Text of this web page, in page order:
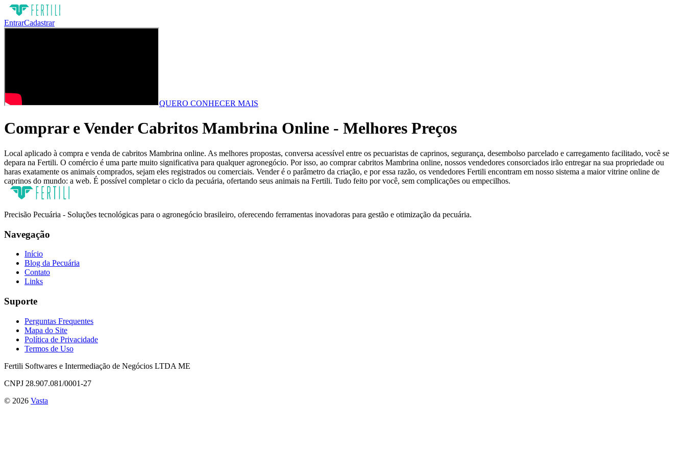
EntrarCadastrar
QUERO CONHECER MAIS
Comprar e Vender Cabritos Mambrina Online - Melhores Preços
Local aplicado à compra e venda de cabritos Mambrina online. As melhores propostas, conversa acessível entre os pecuaristas de caprinos, segurança, desembolso parcelado e carregamento facilitado, você se
depara na Fertili. O comércio é uma parte muito significativa para qualquer agronegócio. Por isso, ao comprar cabritos Mambrina online, nossos vendedores consorciados irão entregar na sua propriedade ou
haras exatamente os animais comprados, sejam eles registrados ou comerciais. Vender é o parâmetro da criação, e por essa razão, os vendedores Fertili encontram em nosso sistema a maior vitrine online de
caprinos do mundo: a web. É possível completar o ciclo da pecuária, ofertando seus animais na Fertili. Tudo feito por você, sem complicações ou empecilhos.
Precisão Pecuária - Soluções tecnológicas para o agronegócio brasileiro, oferecendo ferramentas inovadoras para gestão e otimização da pecuária.
Navegação
Início
Blog da Pecuária
Contato
Links
Suporte
Perguntas Frequentes
Mapa do Site
Política de Privacidade
Termos de Uso
Fertili Softwares e Intermediação de Negócios LTDA ME
CNPJ 28.907.081/0001-27
© 2026 Vasta